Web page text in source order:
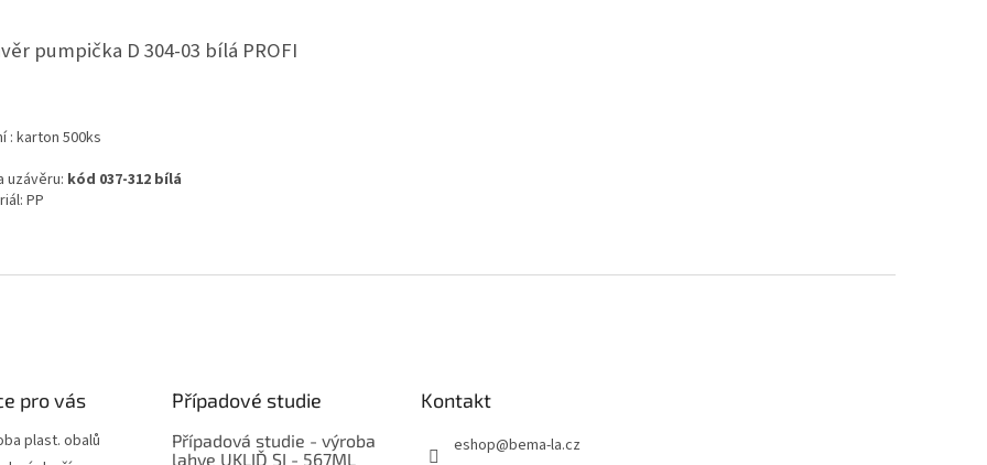
pumpička D 304-03 bílá PROFI
: karton 500ks
uzávěru: kód 037-312 bílá
PP
pro vás
plast. obalů
Případové studie
Případová studie - výroba
lahve UKLIĎ SI - 567ML
Kontakt
eshop@bema-la.cz